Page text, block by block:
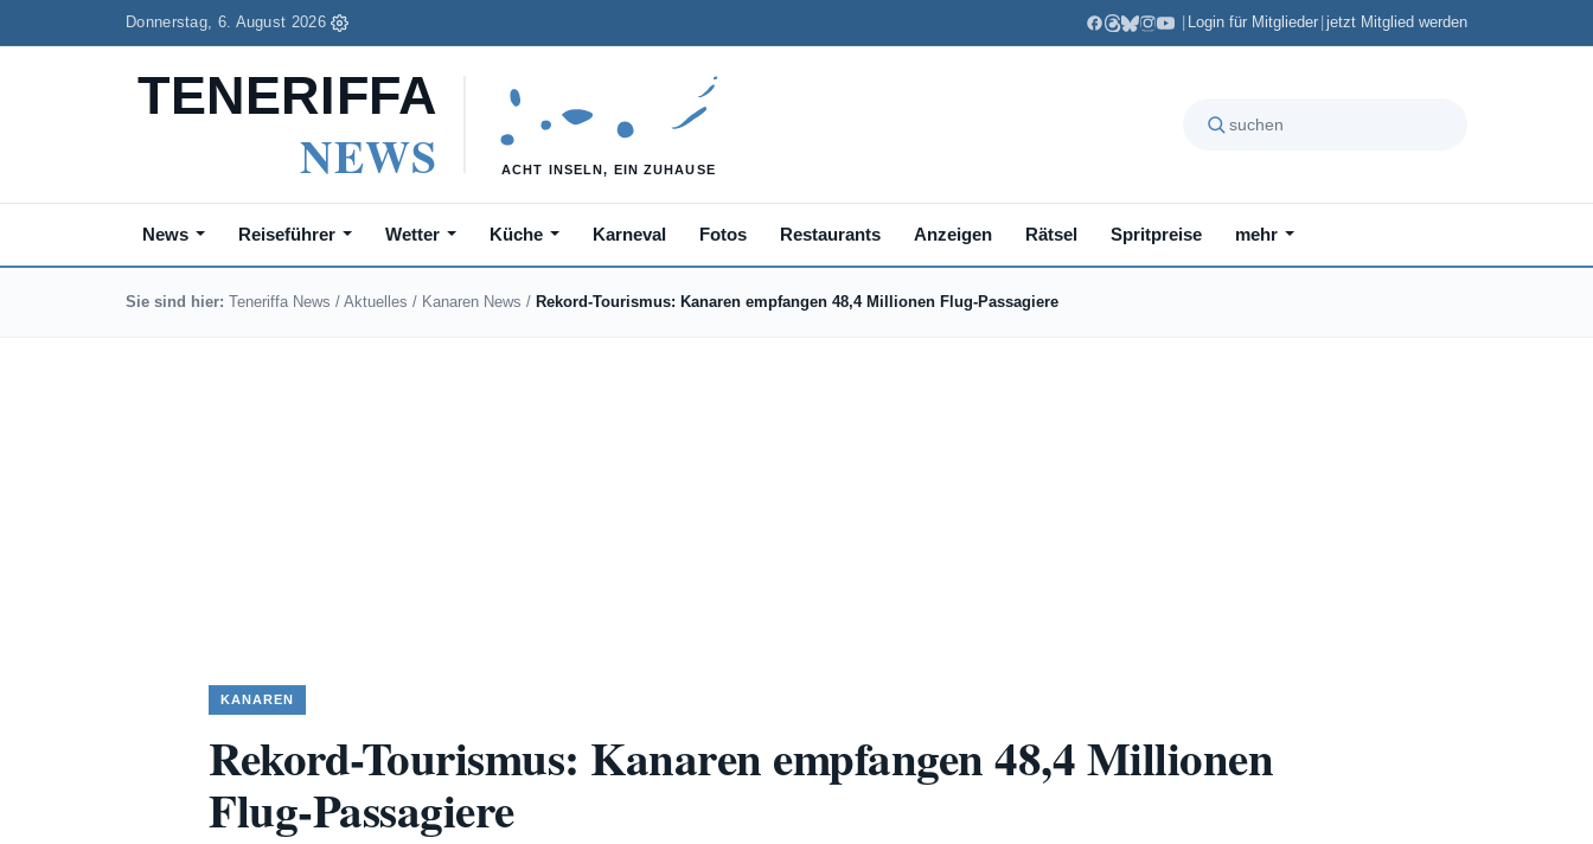
Donnerstag, 6. August 2026 Login für Mitglieder jetzt Mitglied werden
News Reiseführer Wetter Küche Karneval Fotos Restaurants Anzeigen Rätsel Spritpreise mehr
Sie sind hier: Teneriffa News / Aktuelles / Kanaren News / Rekord-Tourismus: Kanaren empfangen 48,4 Millionen Flug-Passagiere
KANAREN
Rekord-Tourismus: Kanaren empfangen 48,4 Millionen
Flug-Passagiere